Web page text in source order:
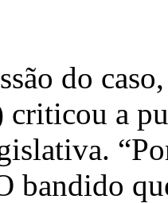
do
criticou a
bandido